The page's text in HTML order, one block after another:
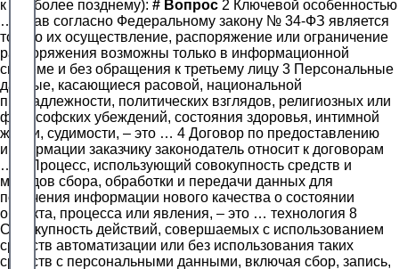
к наиболее позднему): # Вопрос 2 Ключевой особенностью
… прав согласно Федеральному закону № 34-ФЗ является
то, что их осуществление, распоряжение или ограничение
распоряжения возможны только в информационной
системе и без обращения к третьему лицу 3 Персональные
данные, касающиеся расовой, национальной
принадлежности, политических взглядов, религиозных или
философских убеждений, состояния здоровья, интимной
жизни, судимости, – это … 4 Договор по предоставлению
информации заказчику законодатель относит к договорам
… 6 Процесс, использующий совокупность средств и
методов сбора, обработки и передачи данных для
получения информации нового качества о состоянии
объекта, процесса или явления, – это … технология 8
Совокупность действий, совершаемых с использованием
средств автоматизации или без использования таких
средств с персональными данными, включая сбор, запись,